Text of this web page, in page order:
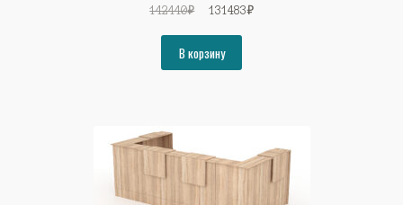
142440₽
Первоначальная
составляла
142440₽.
131483₽Текущая
В корзину